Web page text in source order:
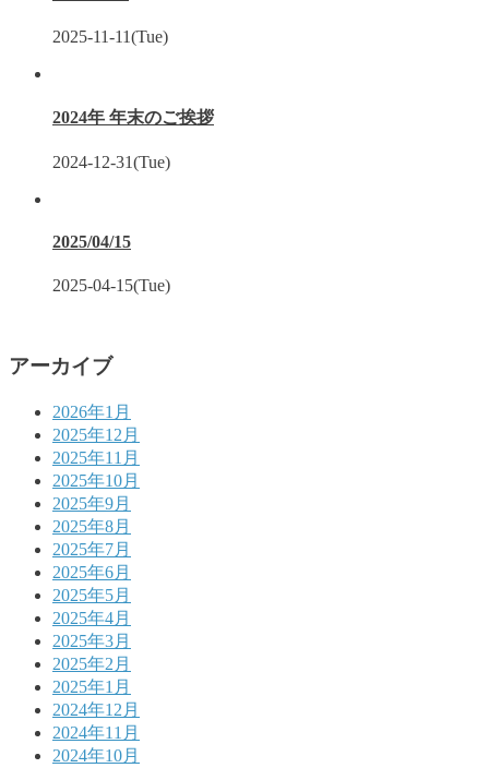
2025-11-11(Tue)
2024年 年末のご挨拶
2024-12-31(Tue)
2025/04/15
2025-04-15(Tue)
アーカイブ
2026年1月
2025年12月
2025年11月
2025年10月
2025年9月
2025年8月
2025年7月
2025年6月
2025年5月
2025年4月
2025年3月
2025年2月
2025年1月
2024年12月
2024年11月
2024年10月